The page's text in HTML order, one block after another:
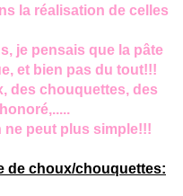
la réalisation de celles
je pensais que la pâte
et bien pas du tout!!!
des chouquettes, des
ne peut plus simple!!!
de choux/chouquettes: